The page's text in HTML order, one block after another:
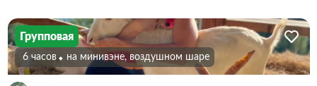
Групповая
6 часов На минивэне, воздушном шаре